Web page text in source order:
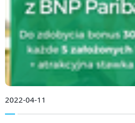
2022-04-11